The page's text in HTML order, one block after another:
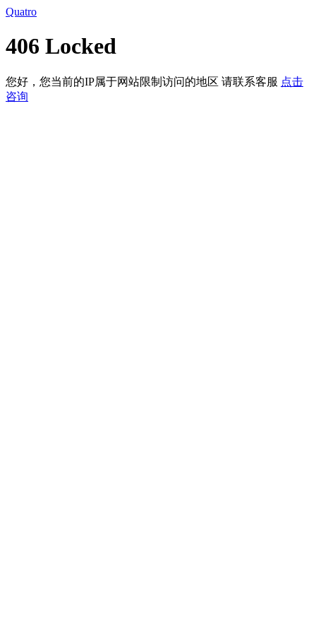
Quatro
406 Locked
您好，您当前的IP属于网站限制访问的地区 请联系客服 点击
咨询